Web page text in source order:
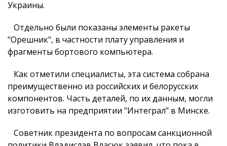
Украины.
Отдельно были показаны элементы ракеты
"Орешник", в частности плату управления и
фрагменты бортового компьютера.
Как отметили специалисты, эта система собрана
преимущественно из российских и белорусских
компонентов. Часть деталей, по их данным, могли
изготовить на предприятии "Интеграл" в Минске.
Советник президента по вопросам санкционной